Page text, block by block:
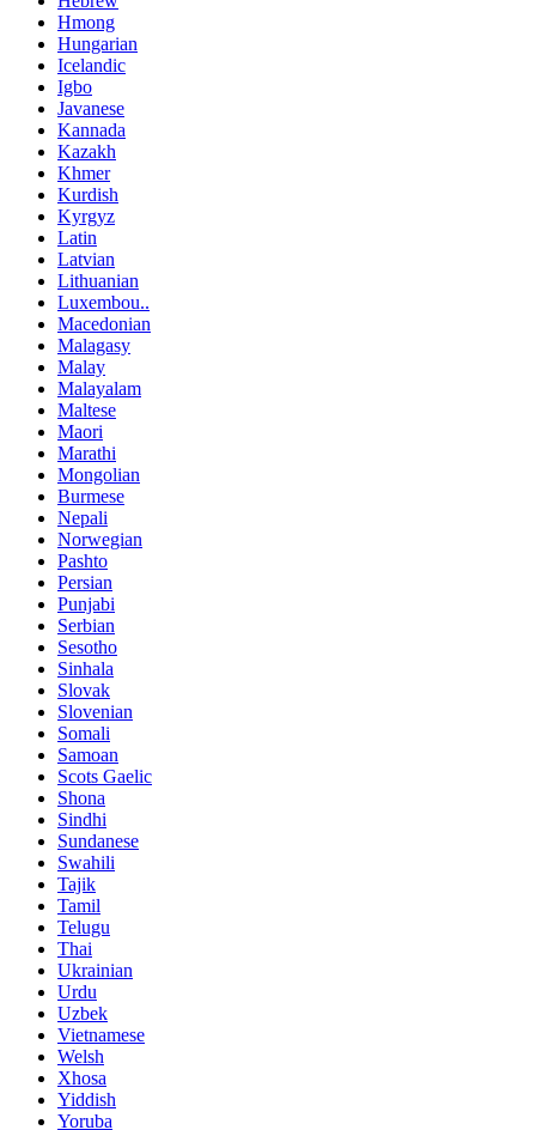
Hmong
Hungarian
Icelandic
Igbo
Javanese
Kannada
Kazakh
Khmer
Kurdish
Kyrgyz
Latin
Latvian
Lithuanian
Luxembou..
Macedonian
Malagasy
Malay
Malayalam
Maltese
Maori
Marathi
Mongolian
Burmese
Nepali
Norwegian
Pashto
Persian
Punjabi
Serbian
Sesotho
Sinhala
Slovak
Slovenian
Somali
Samoan
Scots Gaelic
Shona
Sindhi
Sundanese
Swahili
Tajik
Tamil
Telugu
Thai
Ukrainian
Urdu
Uzbek
Vietnamese
Welsh
Xhosa
Yiddish
Yoruba